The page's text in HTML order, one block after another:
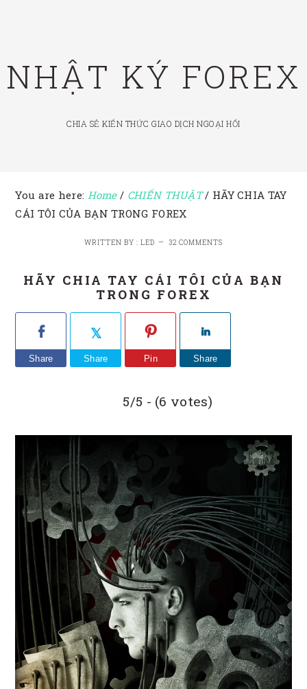
navigation
content
NHẬT KÝ FOREX
CHIA SẺ KIẾN THỨC GIAO DỊCH NGOẠI HỐI
You are here: Home / CHIẾN THUẬT / HÃY CHIA TAY
CÁI TÔI CỦA BẠN TRONG FOREX
WRITTEN BY : LED 32 COMMENTS
HÃY CHIA TAY CÁI TÔI CỦA BẠN
TRONG FOREX
Share Share Pin Share
5/5 - (6 votes)